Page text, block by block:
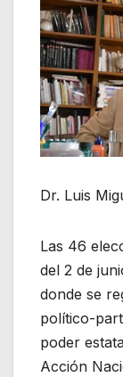
Dr. Luis
Las 46
del 2 de
donde se
político-
poder
Acción